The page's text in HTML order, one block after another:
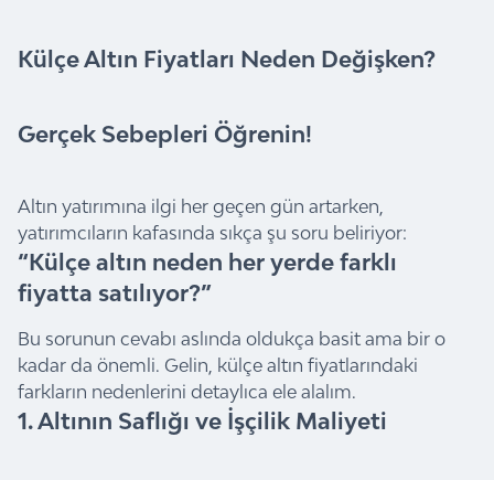
Külçe Altın Fiyatları Neden Değişken?
Gerçek Sebepleri Öğrenin!
Altın yatırımına ilgi her geçen gün artarken,
yatırımcıların kafasında sıkça şu soru beliriyor:
“Külçe altın neden her yerde farklı
fiyatta satılıyor?”
Bu sorunun cevabı aslında oldukça basit ama bir o
kadar da önemli. Gelin, külçe altın fiyatlarındaki
farkların nedenlerini detaylıca ele alalım.
1. Altının Saflığı ve İşçilik Maliyeti